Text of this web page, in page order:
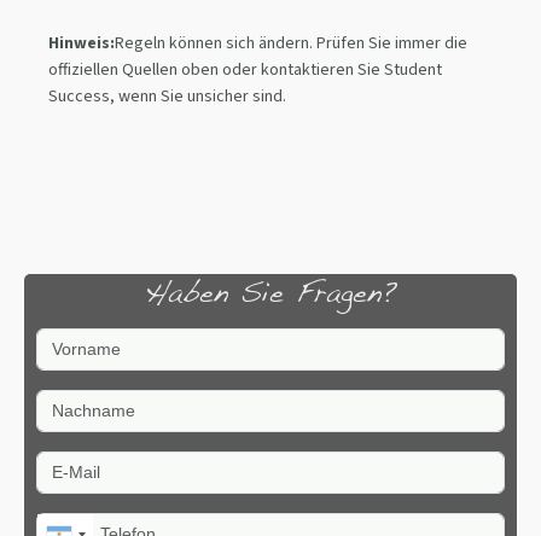
Hinweis:Regeln können sich ändern. Prüfen Sie immer die
offiziellen Quellen oben oder kontaktieren Sie Student
Success, wenn Sie unsicher sind.
Haben Sie Fragen?
Vorname
Nachname
E-Mail
Telefon